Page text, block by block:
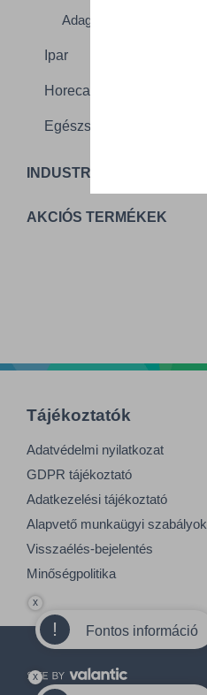
Adagolók és kiegészítők
Ipar
Horeca
Egészségügy
INDUSTRIAL PACKAGING
AKCIÓS TERMÉKEK
Tájékoztatók
Adatvédelmi nyilatkozat
GDPR tájékoztató
Adatkezelési tájékoztató
Alapvető munkaügyi szabályok
Visszaélés-bejelentés
Minőségpolitika
! Fontos információ
x
x